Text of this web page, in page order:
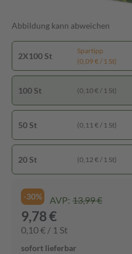
Abbildung kann abweichen
2X100 St
Spartipp
(0,09 € / 1 St)
100 St (0,10 € / 1 St)
50 St (0,11 € / 1 St)
20 St (0,12 € / 1 St)
-30% AVP: 13,99 €
9,78 €
0,10 € / 1 St
sofort lieferbar